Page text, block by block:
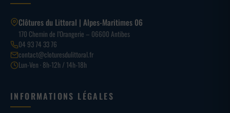
Clôtures du Littoral | Alpes-Maritimes 06
170 Chemin de l’Orangerie – 06600 Antibes
04 93 74 33 76
contact@cloturesdulittoral.fr
Lun-Ven · 8h-12h / 14h-18h
INFORMATIONS LÉGALES